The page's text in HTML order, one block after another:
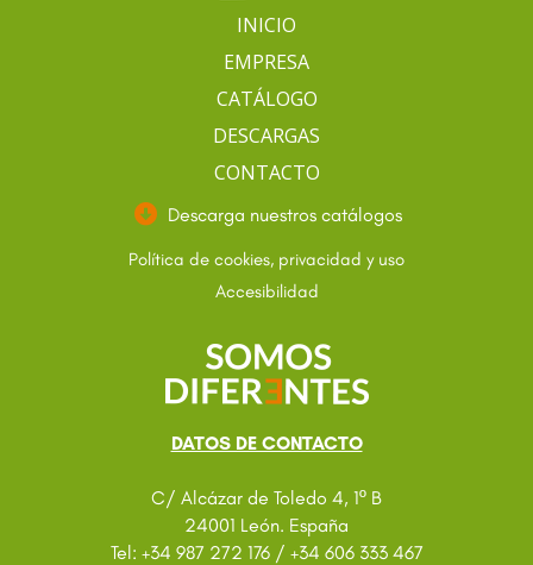
INICIO
EMPRESA
CATÁLOGO
DESCARGAS
CONTACTO
Descarga nuestros catálogos
Política de cookies, privacidad y uso
Accesibilidad
DATOS DE CONTACTO
C/ Alcázar de Toledo 4, 1º B
24001 León. España
Tel: +34 987 272 176 / +34 606 333 467